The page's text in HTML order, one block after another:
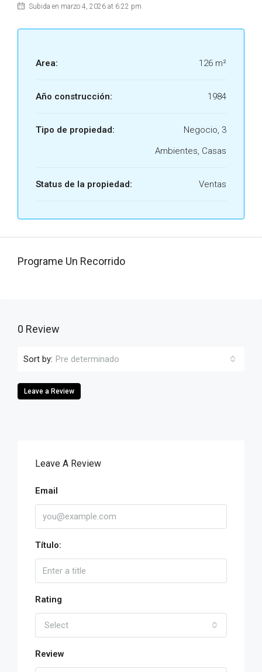
Subida en marzo 4, 2026 at 6:22 pm
Area: 126 m²
Año construcción: 1984
Tipo de propiedad:
Negocio, 3
Ambientes, Casas
Status de la propiedad: Ventas
Programe Un Recorrido
0 Review
Sort by: Pre determinado
Leave a Review
Leave A Review
Email
Título:
Rating
Select
Review